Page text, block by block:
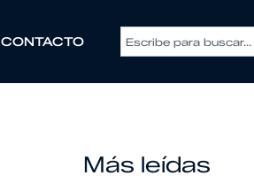
CONTACTO
Más leídas